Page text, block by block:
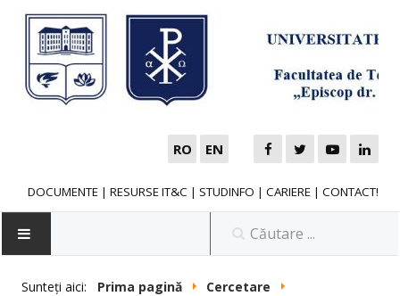
RO EN
DOCUMENTE | RESURSE IT&C | STUDINFO | CARIERE | CONTACT!
Sunteți aici: Prima pagină
Cercetare